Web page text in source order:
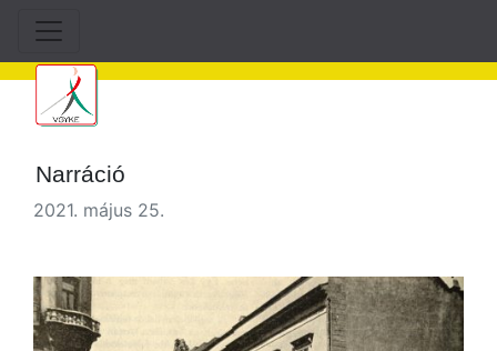
Narráció
2021. május 25.